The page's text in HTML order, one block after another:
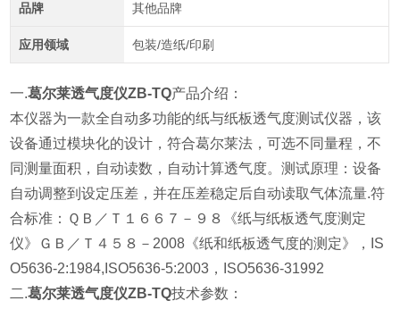
品牌 其他品牌
应用领域 包装/造纸/印刷
一.葛尔莱透气度仪ZB-TQ产品介绍：
本仪器为一款全自动多功能的纸与纸板透气度测试仪器，该
设备通过模块化的设计，符合葛尔莱法，可选不同量程，不
同测量面积，自动读数，自动计算透气度。测试原理：设备
自动调整到设定压差，并在压差稳定后自动读取气体流量.符
合标准：ＱＢ／Ｔ１６６７－９８《纸与纸板透气度测定
仪》ＧＢ／Ｔ４５８－2008《纸和纸板透气度的测定》，IS
O5636-2:1984,ISO5636-5:2003，ISO5636-31992
二.葛尔莱透气度仪ZB-TQ技术参数：